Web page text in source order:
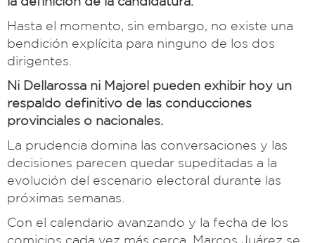
Hasta el momento, sin embargo, no existe una
bendición explícita para ninguno de los dos
dirigentes.
Ni Dellarossa ni Majorel pueden exhibir hoy un
respaldo definitivo de las conducciones
provinciales o nacionales.
La prudencia domina las conversaciones y las
decisiones parecen quedar supeditadas a la
evolución del escenario electoral durante las
próximas semanas.
Con el calendario avanzando y la fecha de los
comicios cada vez más cerca, Marcos Juárez se